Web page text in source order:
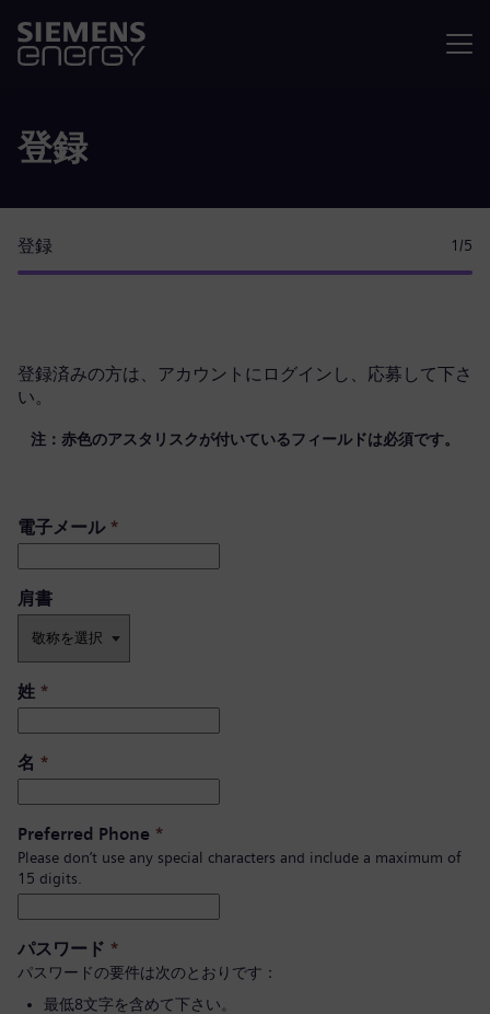
登録
登録 1 /5
登録済みの方は、 アカウントにログイン し、応募して下さ
い。
注：赤色のアスタリスクが付いているフィールドは必須です。
電子メール*
肩書 ​
姓 *
名 *
Preferred Phone *
Please don’t use any special characters and include a maximum of
15 digits.
パスワード *
パスワードの要件は次のとおりです：
最低8文字を含めて下さい。